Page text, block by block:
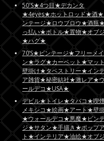
50'S★4つ目★デカンタ
★4eyes★ホットロッド★酒
ンテージ★ロウブロウ★酒瓶
っ払い★ボトル★置物★オブ
★ハグ★
70’S★ビンテージ★フリーメ
ン★ラグ★カーペット★マッ
壁掛け★タペストリー★イン
ア雑貨★秘密結社★激レア★
ールデコ★USA★
デビル★トイレ★タバコ★喫
メキシコ★絵画★アート★壁
★ウォールデコ★悪魔★ビン
ジ★サタン★手描き★ポップ
ト★インテリア★油絵★オブ